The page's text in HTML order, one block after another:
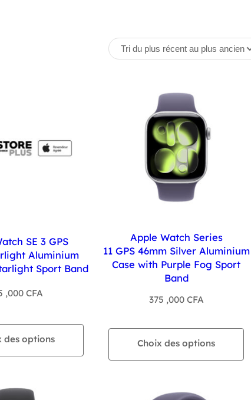
SE 3 GPS
Aluminium
Sport Band
,000CFA
des options
Apple Watch Series
11 GPS 46mm Silver Aluminium
Case with Purple Fog Sport
Band
375 ,000 CFA
Choix des options